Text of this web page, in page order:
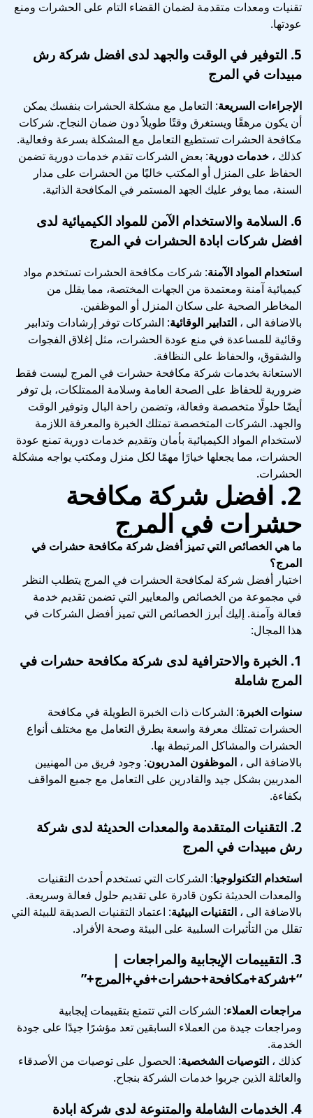
تقنيات ومعدات متقدمة لضمان القضاء التام على الحشرات ومنع
عودتها.
5. التوفير في الوقت والجهد لدى افضل شركة رش
مبيدات في المرج
الإجراءات السريعة: التعامل مع مشكلة الحشرات بنفسك يمكن
أن يكون مرهقًا ويستغرق وقتًا طويلاً دون ضمان النجاح. شركات
مكافحة الحشرات تستطيع التعامل مع المشكلة بسرعة وفعالية.
كذلك ، خدمات دورية: بعض الشركات تقدم خدمات دورية تضمن
الحفاظ على المنزل أو المكتب خاليًا من الحشرات على مدار
السنة، مما يوفر عليك الجهد المستمر في المكافحة الذاتية.
6. السلامة والاستخدام الآمن للمواد الكيميائية لدى
افضل شركات ابادة الحشرات في المرج
استخدام المواد الآمنة: شركات مكافحة الحشرات تستخدم مواد
كيميائية آمنة ومعتمدة من الجهات المختصة، مما يقلل من
المخاطر الصحية على سكان المنزل أو الموظفين.
بالاضافة الى ، التدابير الوقائية: الشركات توفر إرشادات وتدابير
وقائية للمساعدة في منع عودة الحشرات، مثل إغلاق الفجوات
والشقوق، والحفاظ على النظافة.
الاستعانة بخدمات شركة مكافحة حشرات في المرج ليست فقط
ضرورية للحفاظ على الصحة العامة وسلامة الممتلكات، بل توفر
أيضًا حلولًا متخصصة وفعالة، وتضمن راحة البال وتوفير الوقت
والجهد. الشركات المتخصصة تمتلك الخبرة والمعرفة اللازمة
لاستخدام المواد الكيميائية بأمان وتقديم خدمات دورية تمنع عودة
الحشرات، مما يجعلها خيارًا مهمًا لكل منزل ومكتب يواجه مشكلة
الحشرات.
2. افضل شركة مكافحة
حشرات في المرج
ما هي الخصائص التي تميز أفضل شركة مكافحة حشرات في
المرج؟
اختيار أفضل شركة لمكافحة الحشرات في المرج يتطلب النظر
في مجموعة من الخصائص والمعايير التي تضمن تقديم خدمة
فعالة وآمنة. إليك أبرز الخصائص التي تميز أفضل الشركات في
هذا المجال:
1. الخبرة والاحترافية لدى شركة مكافحة حشرات في
المرج شاملة
سنوات الخبرة: الشركات ذات الخبرة الطويلة في مكافحة
الحشرات تمتلك معرفة واسعة بطرق التعامل مع مختلف أنواع
الحشرات والمشاكل المرتبطة بها.
بالاضافة الى ، الموظفون المدربون: وجود فريق من المهنيين
المدربين بشكل جيد والقادرين على التعامل مع جميع المواقف
بكفاءة.
2. التقنيات المتقدمة والمعدات الحديثة لدى شركة
رش مبيدات في المرج
استخدام التكنولوجيا: الشركات التي تستخدم أحدث التقنيات
والمعدات الحديثة تكون قادرة على تقديم حلول فعالة وسريعة.
بالاضافة الى ، التقنيات البيئية: اعتماد التقنيات الصديقة للبيئة التي
تقلل من التأثيرات السلبية على البيئة وصحة الأفراد.
3. التقييمات الإيجابية والمراجعات |
“+شركة+مكافحة+حشرات+في+المرج+”
مراجعات العملاء: الشركات التي تتمتع بتقييمات إيجابية
ومراجعات جيدة من العملاء السابقين تعد مؤشرًا جيدًا على جودة
الخدمة.
كذلك ، التوصيات الشخصية: الحصول على توصيات من الأصدقاء
والعائلة الذين جربوا خدمات الشركة بنجاح.
4. الخدمات الشاملة والمتنوعة لدى شركة ابادة